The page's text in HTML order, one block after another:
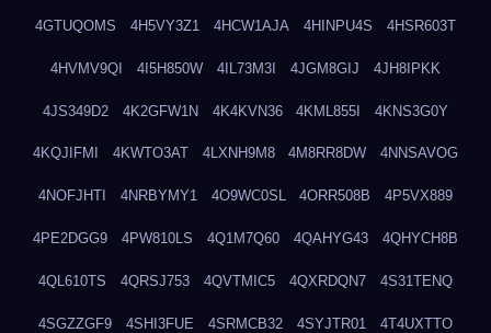
4GTUQOMS 4H5VY3Z1 4HCW1AJA 4HINPU4S 4HSR603T
4HVMV9QI 4I5H850W 4IL73M3I 4JGM8GIJ 4JH8IPKK
4JS349D2 4K2GFW1N 4K4KVN36 4KML855I 4KNS3G0Y
4KQJIFMI 4KWTO3AT 4LXNH9M8 4M8RR8DW 4NNSAVOG
4NOFJHTI 4NRBYMY1 4O9WC0SL 4ORR508B 4P5VX889
4PE2DGG9 4PW810LS 4Q1M7Q60 4QAHYG43 4QHYCH8B
4QL610TS 4QRSJ753 4QVTMIC5 4QXRDQN7 4S31TENQ
4SGZZGF9 4SHI3FUE 4SRMCB32 4SYJTR01 4T4UXTTO